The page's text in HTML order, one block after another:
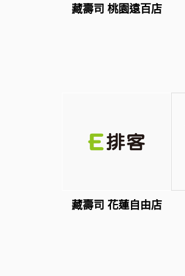
藏壽司 桃園遠百店
藏壽司 花蓮自由店